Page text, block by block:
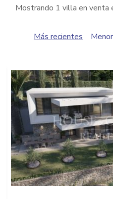
Mostrando 1 villa en venta
Más recientes